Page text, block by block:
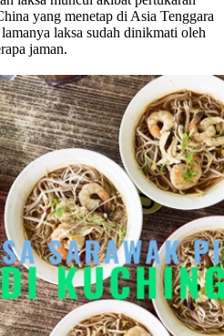
yang menetap di Asia Tenggara
laksa sudah dinikmati oleh
jaman.